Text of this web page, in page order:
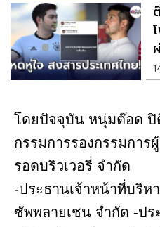
โดยปัจจุบัน หนุ่มต๊อด ปิ
กรรมการรองกรรมกา
รอดบริวเวอรี่ จำกัด
-ประธานเจ้าหน้าที่บริห
ซัพพลายเชน จำกัด -ปร